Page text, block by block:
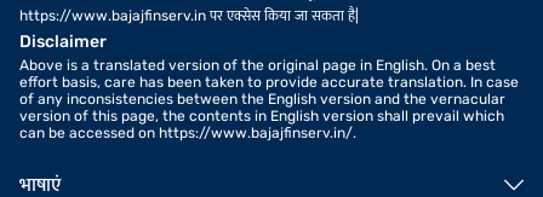
https://www.bajajfinserv.in पर एक्सेस किया जा सकता है|
Disclaimer
Above is a translated version of the original page in English. On a best
effort basis, care has been taken to provide accurate translation. In case
of any inconsistencies between the English version and the vernacular
version of this page, the contents in English version shall prevail which
can be accessed on https://www.bajajfinserv.in/.
भाषाएं